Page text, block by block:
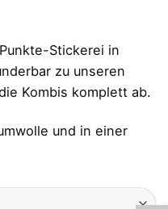
Stickerei in
zu unseren
Kombis komplett ab.
und in einer